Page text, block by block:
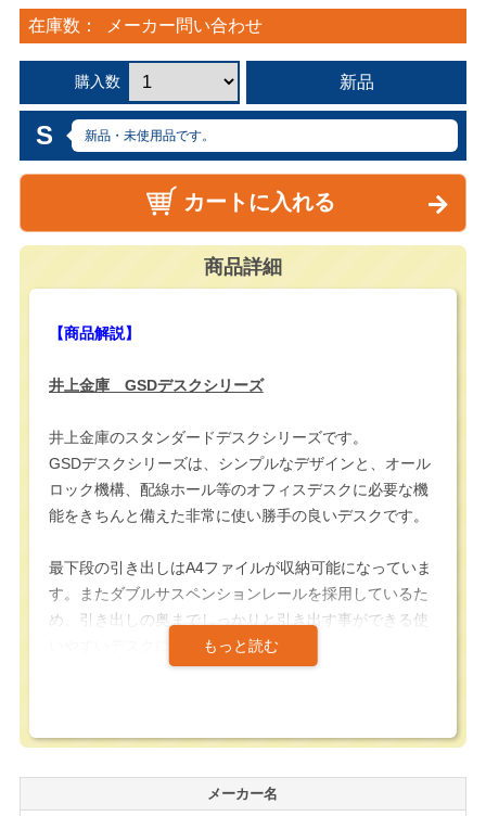
在庫数： メーカー問い合わせ
購入数 新品
S 新品・未使用品です。
カートに入れる
商品詳細
【商品解説】
井上金庫 GSDデスクシリーズ
井上金庫のスタンダードデスクシリーズです。
GSDデスクシリーズは、シンプルなデザインと、オール
ロック機構、配線ホール等のオフィスデスクに必要な機
能をきちんと備えた非常に使い勝手の良いデスクです。
最下段の引き出しはA4ファイルが収納可能になっていま
す。またダブルサスペンションレールを採用しているた
め、引き出しの奥までしっかりと引き出す事ができる使
いやすいデスクになっています。
ができるため、デザイン要素も備えたデスクになってい
ます。
メーカー名